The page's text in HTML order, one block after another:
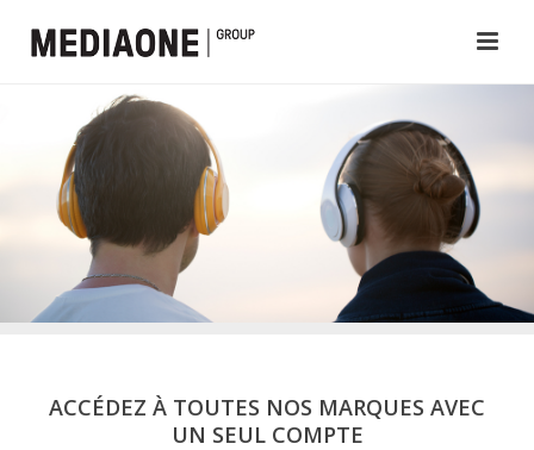
ACCÉDEZ À TOUTES NOS MARQUES AVEC
UN SEUL COMPTE